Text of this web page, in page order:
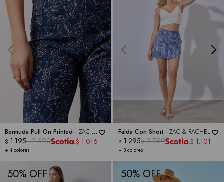
Bermuda Pull On Printed - ZAC &
RACHEL
+ 4 colores
$ 1.195$ 2.390 $ 1.016
Falda Con Short - ZAC & RACHEL
+ 3 colores
$ 1.295$ 2.590 $ 1.101
50 50